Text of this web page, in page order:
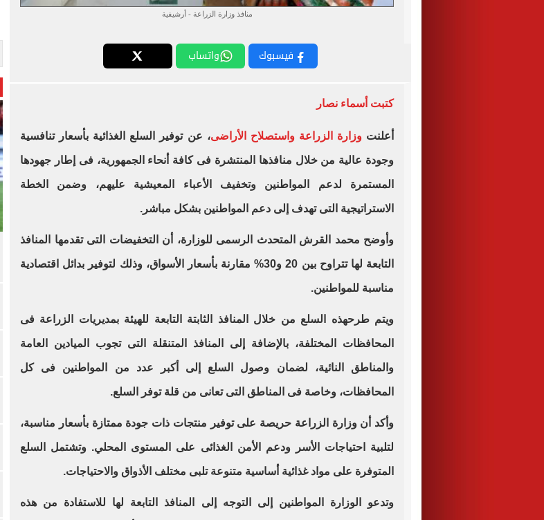
منافذ وزارة الزراعة - أرشيفية
فيسبوك واتساب
كتبت أسماء نصار
أعلنتوزارة الزراعة واستصلاح الأراضى، عن توفير السلع الغذائية بأسعار تنافسية
وجودة عالية من خلال منافذها المنتشرة فى كافة أنحاء الجمهورية، فى إطار جهودها
المستمرة لدعم المواطنين وتخفيف الأعباء المعيشية عليهم، وضمن الخطة
الاستراتيجية التى تهدف إلى دعم المواطنين بشكل مباشر.
وأوضح محمد القرش المتحدث الرسمى للوزارة، أن التخفيضات التى تقدمها المنافذ
التابعة لها تتراوح بين 20 و30% مقارنة بأسعار الأسواق، وذلك لتوفير بدائل اقتصادية
مناسبة للمواطنين.
ويتم طرحهذه السلع من خلال المنافذ الثابتة التابعة للهيئة بمديريات الزراعة فى
المحافظات المختلفة، بالإضافة إلى المنافذ المتنقلة التى تجوب الميادين العامة
والمناطق النائية، لضمان وصول السلع إلى أكبر عدد من المواطنين فى كل
المحافظات، وخاصة فى المناطق التى تعانى من قلة توفر السلع.
وأكد أن وزارة الزراعة حريصة على توفير منتجات ذات جودة ممتازة بأسعار مناسبة،
لتلبية احتياجات الأسر ودعم الأمن الغذائى على المستوى المحلي. وتشتمل السلع
المتوفرة على مواد غذائية أساسية متنوعة تلبى مختلف الأذواق والاحتياجات.
وتدعو الوزارة المواطنين إلى التوجه إلى المنافذ التابعة لها للاستفادة من هذه